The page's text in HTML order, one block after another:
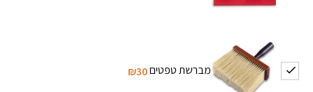
מברשת טפטים₪30